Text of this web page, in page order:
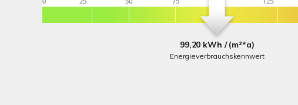
99,20 kWh / (m²*a)
Energieverbrauchskennwert